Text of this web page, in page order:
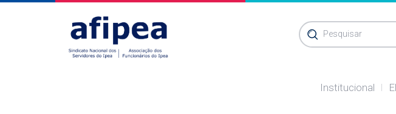
Pesquisar
Institucional